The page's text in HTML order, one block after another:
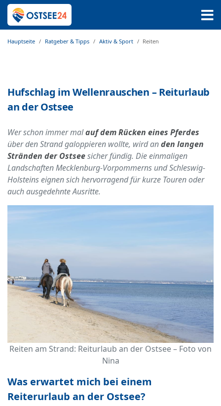
Hauptseite Ratgeber & Tipps Aktiv & Sport Reiten
Hufschlag im Wellenrauschen – Reiturlaub
an der Ostsee
Wer schon immer malauf dem Rücken eines Pferdes
über den Strand galoppieren wollte, wird anden langen
Stränden der Ostseesicher fündig. Die einmaligen
Landschaften Mecklenburg-Vorpommerns und Schleswig-
Holsteins eignen sich hervorragend für kurze Touren oder
auch ausgedehnte Ausritte.
Reiten am Strand: Reiturlaub an der Ostsee – Foto von
Nina
Was erwartet mich bei einem
Reiterurlaub an der Ostsee?